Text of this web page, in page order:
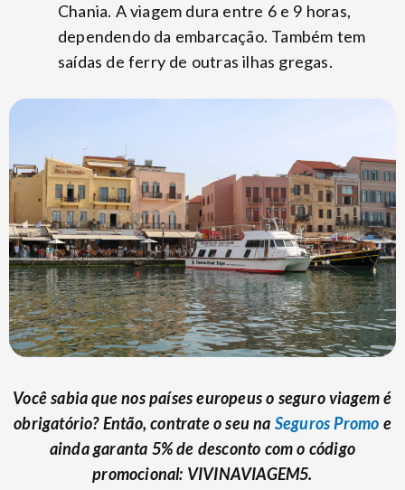
Chania. A viagem dura entre 6 e 9 horas,
dependendo da embarcação. Também tem
saídas de ferry de outras ilhas gregas.
Você sabia que nos países europeus o seguro viagem é
obrigatório? Então, contrate o seu na Seguros Promo e
ainda garanta 5% de desconto com o código
promocional: VIVINAVIAGEM5.